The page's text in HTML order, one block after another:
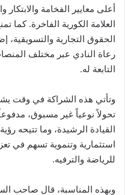
أعلى معايير الفخامة والابتكار
العلامة الكورية الفاخرة. كما
الحقوق التجارية
رعاة النادي عبر مختلف
التابعة له.
وتأتي هذه الشراكة في وقت
تحولاً نوعياً غير مسبوق،
استثمارية وتنموية تسهم في
للرياضة والترفيه.
وبهذه المناسبة، قال صاحب